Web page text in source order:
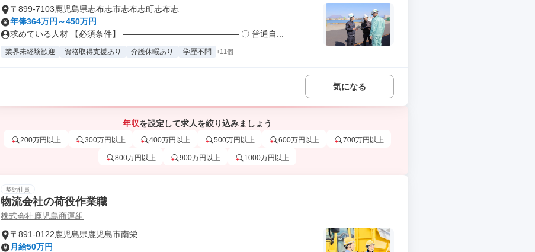
〒899-7103鹿児島県志布志市志布志町志布志
年俸364万円～450万円
求めている人材 【必須条件】 ―――――――――――――― 〇 普通自...
業界未経験歓迎 資格取得支援あり 介護休暇あり 学歴不問 +11個
気になる
年収を設定して求人を絞り込みましょう
200万円以上 300万円以上 400万円以上 500万円以上 600万円以上 700万円以上
800万円以上 900万円以上 1000万円以上
契約社員
物流会社の荷役作業職
株式会社鹿児島商運組
〒891-0122鹿児島県鹿児島市南栄
月給50万円